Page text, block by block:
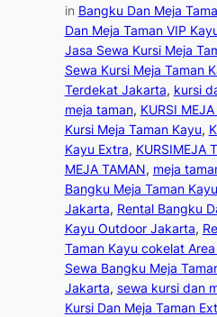
in Bangku Dan Meja
Dan Meja Taman VIP
Jasa Sewa Kursi Meja
Sewa Kursi Meja Taman
Terdekat Jakarta, kursi
meja taman, KURSI
Kursi Meja Taman Kayu,
Kayu Extra, KURSIMEJA
MEJA TAMAN, meja
Bangku Meja Taman
Jakarta, Rental Bangku
Kayu Outdoor Jakarta,
Taman Kayu cokelat
Sewa Bangku Meja
Jakarta, sewa kursi dan
Kursi Dan Meja Taman